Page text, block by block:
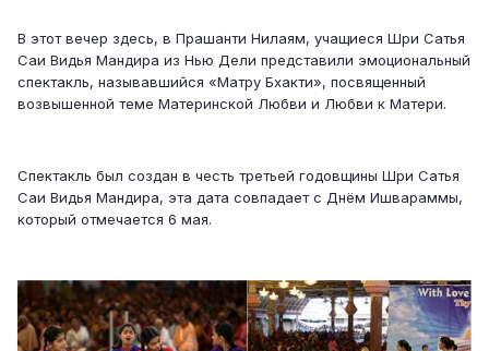
В этот вечер здесь, в Прашанти Нилаям, учащиеся Шри Сатья
Саи Видья Мандира из Нью Дели представили эмоциональный
спектакль, называвшийся «Матру Бхакти», посвященный
возвышенной теме Материнской Любви и Любви к Матери.
Спектакль был создан в честь третьей годовщины Шри Сатья
Саи Видья Мандира, эта дата совпадает с Днём Ишвараммы,
который отмечается 6 мая.